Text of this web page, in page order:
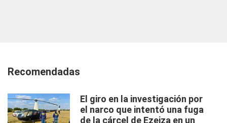
Recomendadas
El giro en la investigación por
el narco que intentó una fuga
de la cárcel de Ezeiza en un